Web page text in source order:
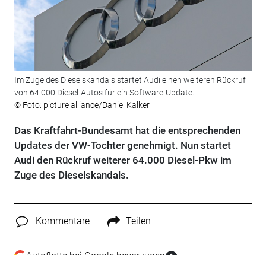
Im Zuge des Dieselskandals startet Audi einen weiteren Rückruf
von 64.000 Diesel-Autos für ein Software-Update.
© Foto: picture alliance/Daniel Kalker
Das Kraftfahrt-Bundesamt hat die entsprechenden
Updates der VW-Tochter genehmigt. Nun startet
Audi den Rückruf weiterer 64.000 Diesel-Pkw im
Zuge des Dieselskandals.
Kommentare Teilen